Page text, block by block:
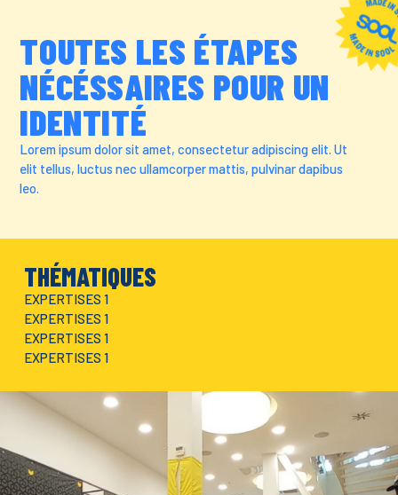
TOUTES LES ÉTAPES
NÉCÉSSAIRES POUR UN
IDENTITÉ
Lorem ipsum dolor sit amet, consectetur adipiscing elit. Ut
elit tellus, luctus nec ullamcorper mattis, pulvinar dapibus
leo.
THÉMATIQUES
EXPERTISES 1
EXPERTISES 1
EXPERTISES 1
EXPERTISES 1